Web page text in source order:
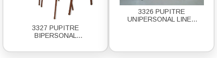
3327 PUPITRE
BIPERSONAL
3326 PUPITRE
UNIPERSONAL LINEA